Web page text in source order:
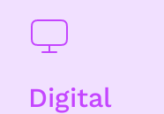
Digital